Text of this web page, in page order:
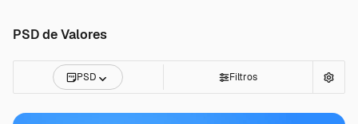
PSD de Valores
PSD Filtros